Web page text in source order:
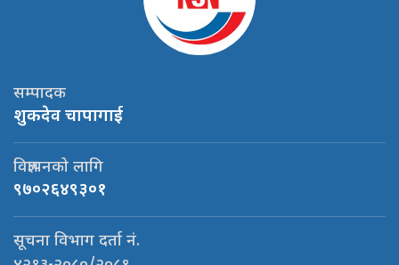
सम्पादक
शुकदेव चापागाई
विज्ञापनको लागि
९७०२६४९३०१
सूचना विभाग दर्ता नं.